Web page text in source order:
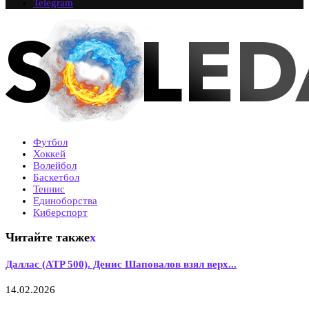
Telegram
Футбол
Хоккей
Волейбол
Баскетбол
Теннис
Единоборства
Киберспорт
Читайте такжеx
Даллас (ATP 500). Денис Шаповалов взял верх...
14.02.2026